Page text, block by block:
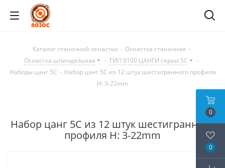
Каталог станочной оснастки - Оснастка станочная -
Оснастка шпиндельная
- ТИП 0100 ЦАНГИ серии 5C
-
Наборы цанг 5C - Набор цанг 5C из 12 штук шестигранного профиля
H: 3-22mm
Набор цанг 5C из 12 штук шестигранного
профиля H: 3-22mm
0
0